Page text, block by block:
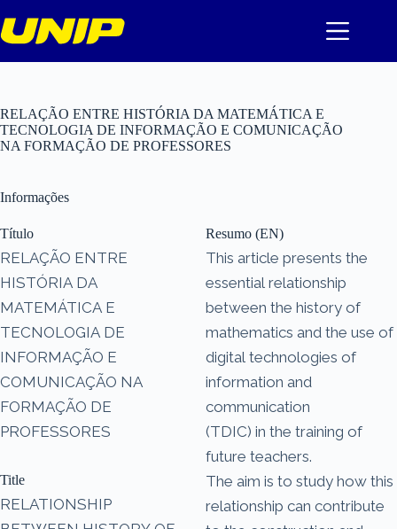
para
o
RELAÇÃO ENTRE HISTÓRIA DA MATEMÁTICA E
TECNOLOGIA DE INFORMAÇÃO E COMUNICAÇÃO
NA FORMAÇÃO DE PROFESSORES
Informações
Título
RELAÇÃO ENTRE
HISTÓRIA DA
MATEMÁTICA E
TECNOLOGIA DE
INFORMAÇÃO E
COMUNICAÇÃO NA
FORMAÇÃO DE
PROFESSORES
Title
RELATIONSHIP
Resumo (EN)
This article presents the
essential relationship
between the history of
mathematics and the use of
digital technologies of
information and
communication
(TDIC) in the training of
future teachers.
The aim is to study how this
relationship can contribute